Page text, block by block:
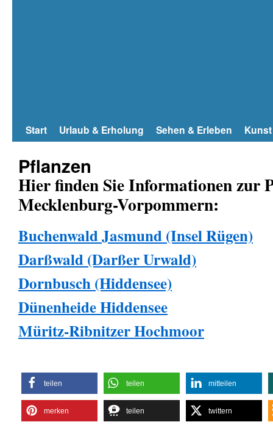
Start Urlaub & Erholung Sehen & Erleben
Pflanzen
Hier finden Sie Informationen zur
Mecklenburg-Vorpommern:
Buchenwald Jasmund (Insel Rügen)
Darßwald (Darßer Urwald)
Dornbusch (Hiddensee)
Dünenheide Hiddensee
Müritz-Ribnitzer Hochmoor
teilen teilen mitteilen
merken teilen twittern